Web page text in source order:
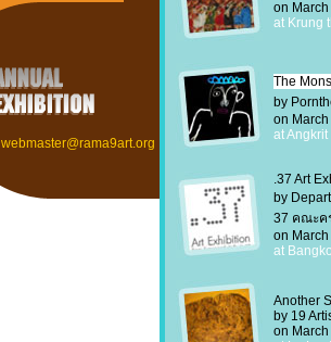
webmaster@rama9art.org